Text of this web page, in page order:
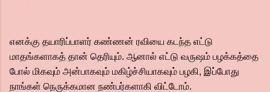
எனக்கு தயாரிப்பாளர் கண்ணன் ரவியை கடந்த எட்டு
மாதங்களாகத் தான் தெரியும். ஆனால் எட்டு வருஷம் பழக்கத்தை
போல் மிகவும் அன்பாகவும் மகிழ்ச்சியாகவும் பழகி, இப்போது
நாங்கள் நெருக்கமான நண்பர்களாகி விட்டோம்.